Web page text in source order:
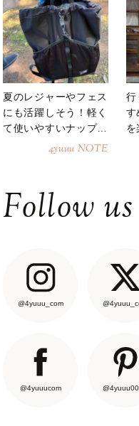
夏のレジャーやフェス
にも活躍しそう！軽く
て使いやすいナップサ
4yuuu NOTE
行
す
を
Follow us
@4yuuu_com
@4yuuucom